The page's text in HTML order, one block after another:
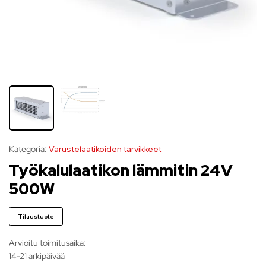
Kategoria: Varustelaatikoiden tarvikkeet
Työkalulaatikon lämmitin 24V
500W
Tilaustuote
Arvioitu toimitusaika:
14-21 arkipäivää